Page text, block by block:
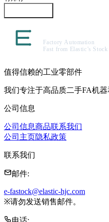
值得信赖的工业零部件
我们专注于高品质二手FA机器
公司信息
公司信息商品联系我们
公司主页隐私政策
联系我们
邮件:
e-fastock@elastic-hjc.com
※请勿发送销售邮件。
电话: